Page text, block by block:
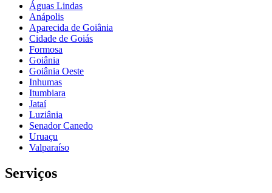
Águas Lindas
Anápolis
Aparecida de Goiânia
Cidade de Goiás
Formosa
Goiânia
Goiânia Oeste
Inhumas
Itumbiara
Jataí
Luziânia
Senador Canedo
Uruaçu
Valparaíso
Serviços